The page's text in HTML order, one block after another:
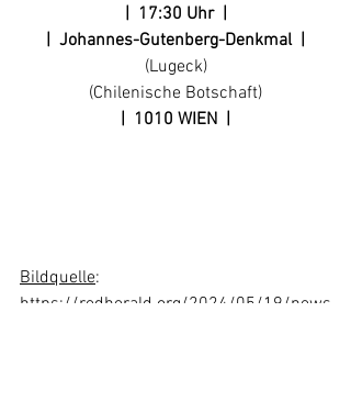
|  17:30 Uhr  |
|  Johannes-Gutenberg-Denkmal  |
(Lugeck)
(Chilenische Botschaft)
|  1010 WIEN  |
Bildquelle:
https://redherald.org/2024/05/19/news